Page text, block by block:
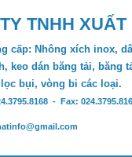
TNHH
cấp: Nhông xích inox,
keo dán băng tải, băng
bụi, vòng bi các loại.
- Fax: